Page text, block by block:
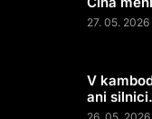
27. 05. 2026
V
ani